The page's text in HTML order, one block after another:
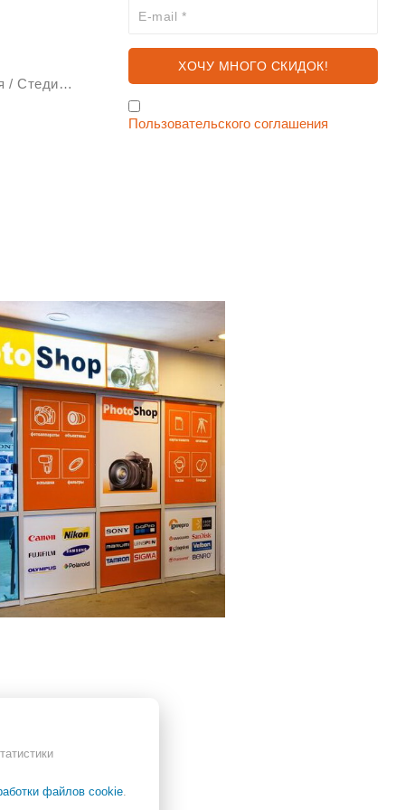
Стабилизаторы изображения / Стедикам
Пользовательского соглашения
файлов cookie.